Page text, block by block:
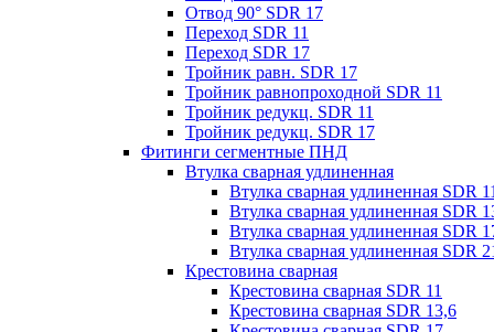
Отвод 90° SDR 17
Переход SDR 11
Переход SDR 17
Тройник равн. SDR 17
Тройник равнопроходной SDR 11
Тройник редукц. SDR 11
Тройник редукц. SDR 17
Фитинги сегментные ПНД
Втулка сварная удлиненная
Втулка сварная удлиненная SDR 11
Втулка сварная удлиненная SDR
Втулка сварная удлиненная SDR
Втулка сварная удлиненная SDR
Крестовина сварная
Крестовина сварная SDR 11
Крестовина сварная SDR 13,6